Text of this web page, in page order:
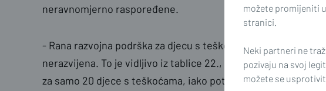
neravnomjerno raspoređene.
- Rana razvojna podrška za djecu s teškoćama u razvoju u
nerazvijena. To je vidljivo iz tablice 22., koja ukazuje da se
za samo 20 djece s teškoćama, iako potrebe rane
možete promijeniti
stranici.
Neki partneri ne
pozivaju na svoj
možete se